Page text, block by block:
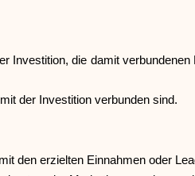
Investition, die damit
der Investition verbunden sind.
den erzielten Einnahmen oder